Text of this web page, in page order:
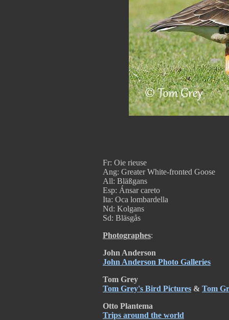
Fr: Oie rieuse
Ang: Greater White-fronted Goose
All: Bläßgans
Esp: Ánsar careto
Ita: Oca lombardella
Nd: Kolgans
Sd: Bläsgås
Photographes:
John Anderson
John Anderson Photo Galleries
Tom Grey
Tom Grey's Bird Pictures & Tom
Otto Plantema
Trips around the world